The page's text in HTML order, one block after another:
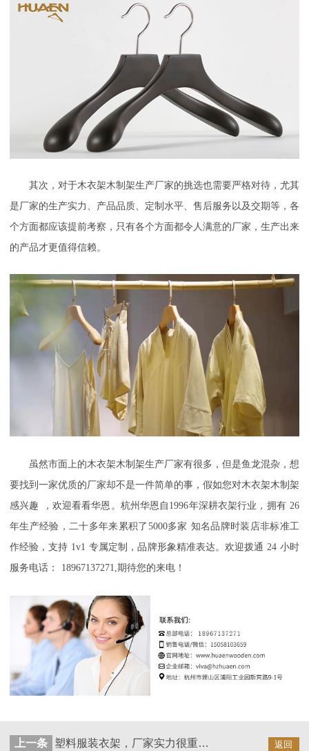
其次，对于木衣架木制架生产厂家的挑选也需要严格对待，尤其
是厂家的生产实力、产品品质、定制水平、售后服务以及交期等，各
个方面都应该提前考察，只有各个方面都令人满意的厂家，生产出来
的产品才更值得信赖。
虽然市面上的木衣架木制架生产厂家有很多，但是鱼龙混杂，想
要找到一家优质的厂家却不是一件简单的事， 假如您对木衣架木制架
感兴趣
，欢迎看看华恩。 杭州华恩自 1996年深耕衣架行业，拥有 26
年生产经验，二十多年来累积了 5000多家 知名品牌时装店非标准工
作经验，支持 1v1 专属定制，品牌形象精准表达。 欢迎拨通 24 小时
服务电话：
18967137271, 期待您的来电！
返回
上一条 塑料服装衣架，厂家实力很重要！--华恩